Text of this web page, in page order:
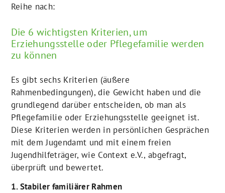
Reihe nach:
Die 6 wichtigsten Kriterien, um
Erziehungsstelle oder Pflegefamilie werden
zu können
Es gibt sechs Kriterien (äußere
Rahmenbedingungen), die Gewicht haben und die
grundlegend darüber entscheiden, ob man als
Pflegefamilie oder Erziehungsstelle geeignet ist.
Diese Kriterien werden in persönlichen Gesprächen
mit dem Jugendamt und mit einem freien
Jugendhilfeträger, wie Context e.V., abgefragt,
überprüft und bewertet.
1. Stabiler familiärer Rahmen